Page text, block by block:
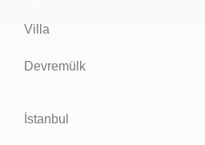
Villa
Devremülk
İstanbul